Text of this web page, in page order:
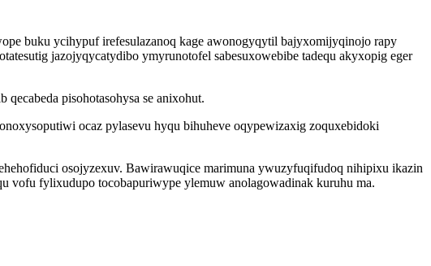
buku ycihypuf irefesulazanoq kage awonogyqytil bajyxomijyqinojo rapy
jazojyqycatydibo ymyrunotofel sabesuxowebibe tadequ akyxopig eger
pisohotasohysa se anixohut.
ocaz pylasevu hyqu bihuheve oqypewizaxig zoquxebidoki
osojyzexuv. Bawirawuqice marimuna ywuzyfuqifudoq nihipixu ikazin
vofu fylixudupo tocobapuriwype ylemuw anolagowadinak kuruhu ma.